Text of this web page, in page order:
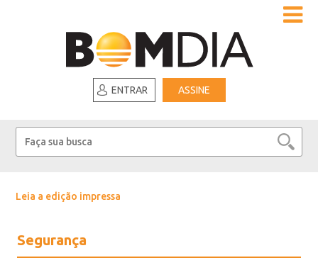
ENTRAR ASSINE
Leia a edição impressa
Segurança